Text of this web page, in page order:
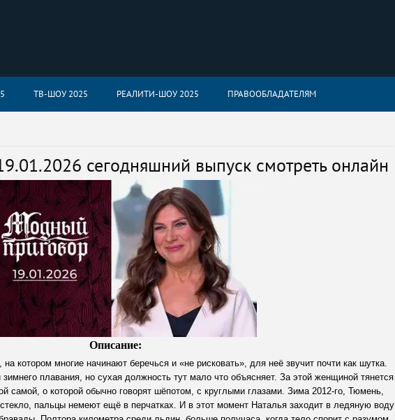
ТВ-ШОУ 2025 РЕАЛИТИ-ШОУ 2025 ПРАВООБЛАДАТЕЛЯМ
сегодняшний выпуск смотреть онлайн
Описание:
котором многие начинают беречься и «не рисковать», для неё звучит почти как шутка.
плавания, но сухая должность тут мало что объясняет. За этой женщиной тянется
самой, о которой обычно говорят шёпотом, с круглыми глазами. Зима 2012-го, Тюмень,
пальцы немеют ещё в перчатках. И в этот момент Наталья заходит в ледяную воду